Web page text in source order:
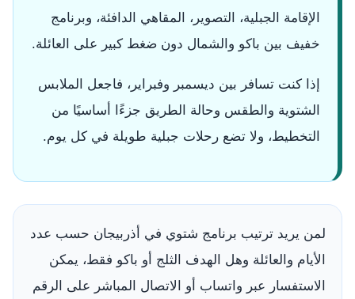
الإقامة الجبلية، التصوير، المقاهي الدافئة، وبرنامج
خفيف بين باكو والشمال دون ضغط كبير على العائلة.
إذا كنت تسافر بين ديسمبر وفبراير، فاجعل الملابس
الشتوية والطقس وحالة الطريق جزءًا أساسيًا من
التخطيط، ولا تضع رحلات جبلية طويلة في كل يوم.
لمن يريد ترتيب برنامج شتوي في أذربيجان حسب عدد
الأيام والعائلة وهل الهدف الثلج أو باكو فقط، يمكن
الاستفسار عبر واتساب أو الاتصال المباشر على الرقم